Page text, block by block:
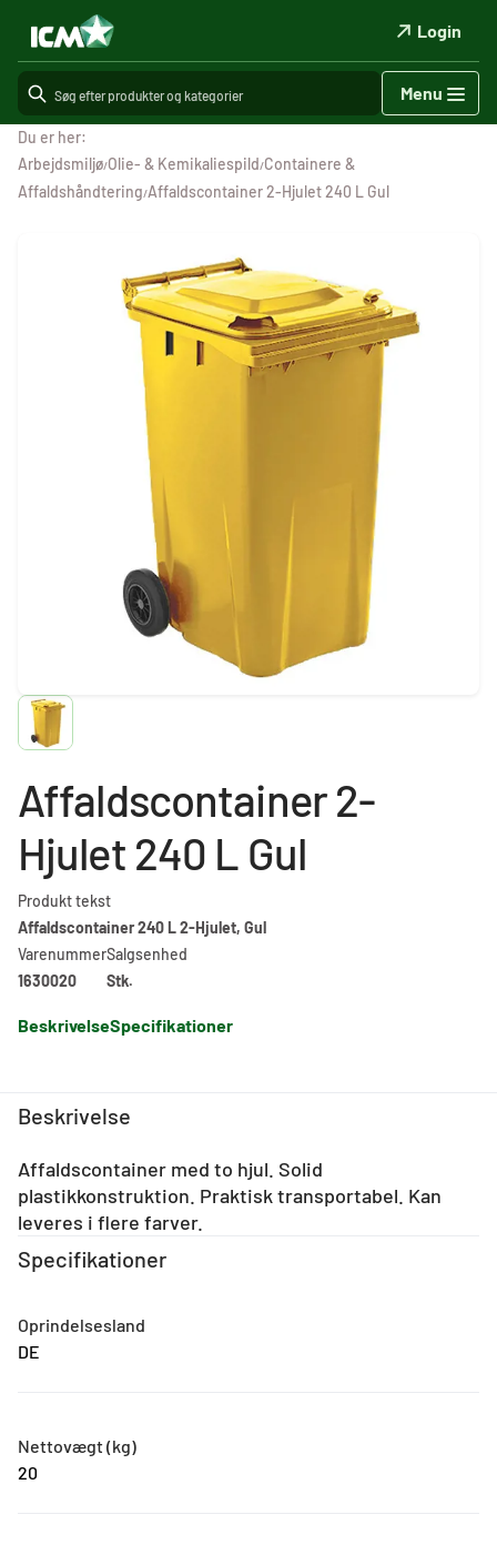
Login
Menu
Du er her:
Arbejdsmiljø/Olie- & Kemikaliespild/Containere &
Affaldshåndtering/Affaldscontainer 2-Hjulet 240 L Gul
Affaldscontainer 2-
Hjulet 240 L Gul
Produkt tekst
Affaldscontainer 240 L 2-Hjulet, Gul
Varenummer
1630020
Salgsenhed
Stk.
BeskrivelseSpecifikationer
Beskrivelse
Affaldscontainer med to hjul. Solid
plastikkonstruktion. Praktisk transportabel. Kan
leveres i flere farver.
Specifikationer
Oprindelsesland
DE
Nettovægt (kg)
20